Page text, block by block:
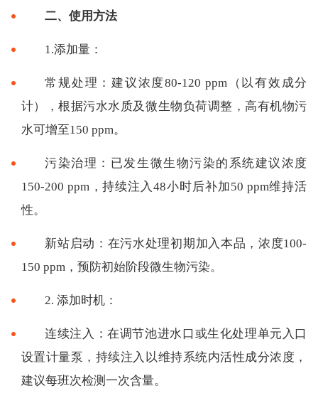
二、使用方法
1.添加量：
常规处理：建议浓度80-120 ppm（以有效成分
计），根据污水水质及微生物负荷调整，高有机物污
水可增至150 ppm。
污染治理：已发生微生物污染的系统建议浓度
150-200 ppm，持续注入48小时后补加50 ppm维持活
性。
新站启动：在污水处理初期加入本品，浓度100-
150 ppm，预防初始阶段微生物污染。
2. 添加时机：
连续注入：在调节池进水口或生化处理单元入口
设置计量泵，持续注入以维持系统内活性成分浓度，
建议每班次检测一次含量。